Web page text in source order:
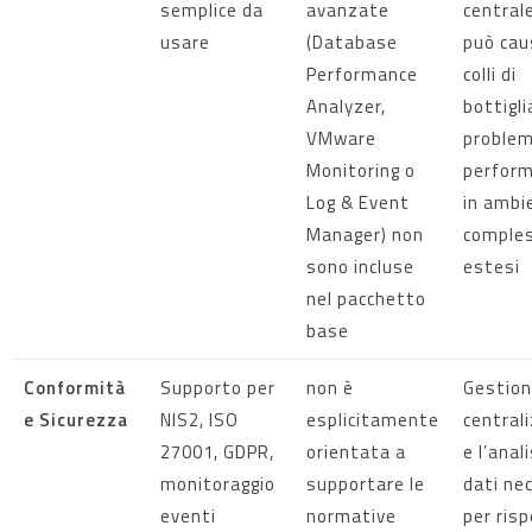
semplice da
usare
avanzate
(Database
Performance
Analyzer,
VMware
Monitoring o
Log & Event
Manager) non
sono incluse
nel pacchetto
base
può
colli di
in
estesi
Conformità
e Sicurezza
Supporto per
NIS2, ISO
27001, GDPR,
monitoraggio
eventi
non è
esplicitamente
orientata a
supportare le
normative
e
dati
per